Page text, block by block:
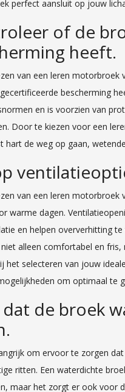
perfect aansluit op jouw
of de
heeft.
van een leren
bescherming
en is voorzien van
Door te kiezen voor een
hart de weg op gaan,
van een leren
warme dagen.
en helpen oververhitting
alleen comfortabel en
het selecteren van jouw
om optimaal te
de broek
om ervoor te zorgen
ritten. Een waterdichte
maar het zorgt er ook voor